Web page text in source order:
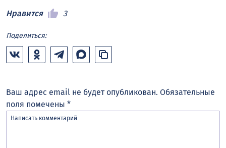
Нравится
3
Поделиться:
Ваш адрес email не будет опубликован. Обязательные
поля помечены *